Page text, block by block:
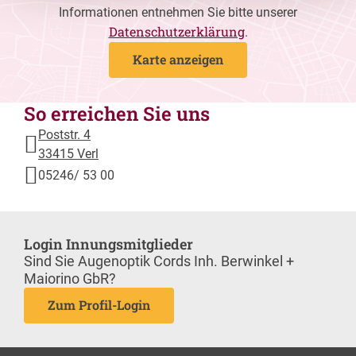
Informationen entnehmen Sie bitte unserer
Datenschutzerklärung.
Karte anzeigen
So erreichen Sie uns
Poststr. 4
33415 Verl
05246/ 53 00
Login Innungsmitglieder
Sind Sie Augenoptik Cords Inh. Berwinkel +
Maiorino GbR?
Zum Profil-Login